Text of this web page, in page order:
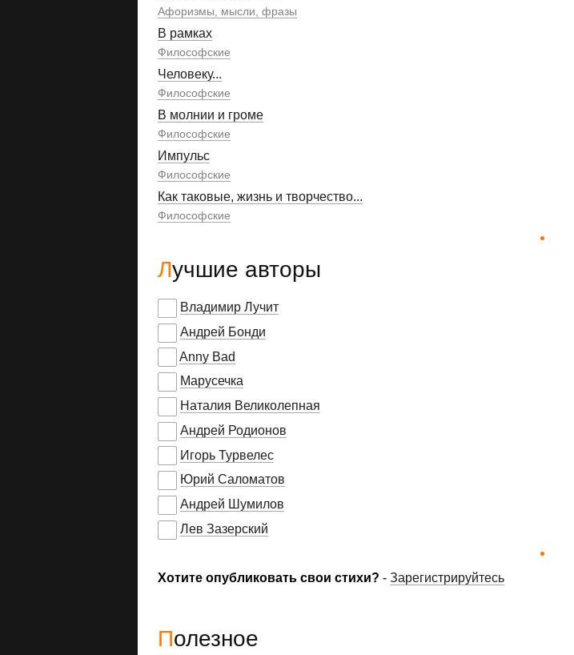
Афоризмы, мысли, фразы
В рамках
Философские
Человеку...
Философские
В молнии и громе
Философские
Импульс
Философские
Как таковые, жизнь и творчество...
Философские
Лучшие авторы
Владимир Лучит
Андрей Бонди
Anny Bad
Марусечка
Наталия Великолепная
Андрей Родионов
Игорь Турвелес
Юрий Саломатов
Андрей Шумилов
Лев Зазерский
Хотите опубликовать свои стихи? - Зарегистрируйтесь
Полезное